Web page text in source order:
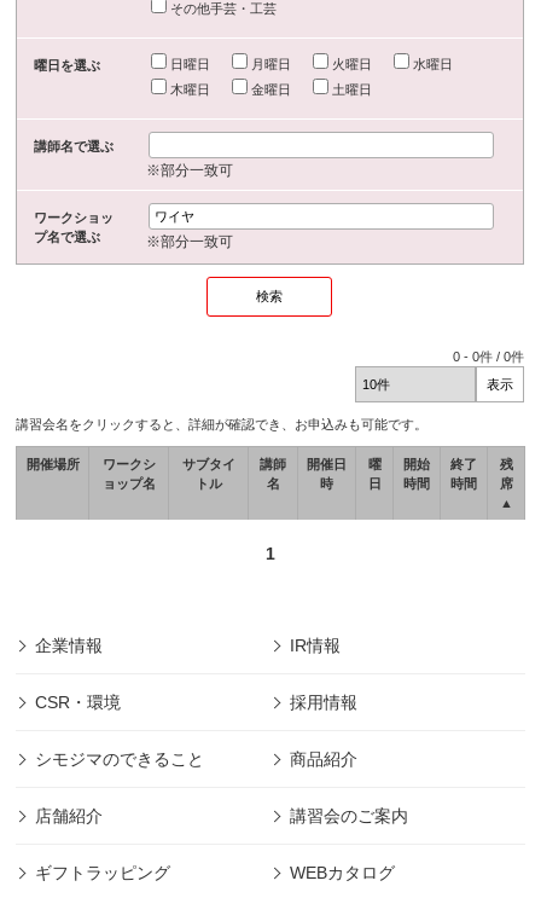
その他手芸・工芸
曜日を選ぶ 日曜日 月曜日 火曜日
水曜日
木曜日
金曜日 土曜日
講師名で選ぶ
※部分一致可
ワークショッ
プ名で選ぶ
※部分一致可
0 -0件 /0件
講習会名をクリックすると、詳細が確認でき、お申込みも可能です。
開催場所
ワークシ
ョップ名
サブタイ
トル
講師
名
開催日
時
曜
日
開始
時間
終了
時間
残
席
▲
1
企業情報 IR情報
CSR・環境 採用情報
シモジマのできること 商品紹介
店舗紹介 講習会のご案内
ギフトラッピング WEBカタログ